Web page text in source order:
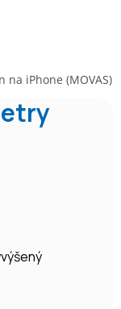
na iPhone (MOVAS)